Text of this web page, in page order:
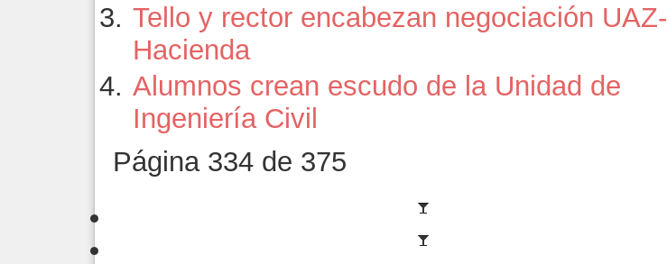
Tello y rector encabezan negociación UAZ-
Hacienda
Alumnos crean escudo de la Unidad de
Ingeniería Civil
Página 334 de 375